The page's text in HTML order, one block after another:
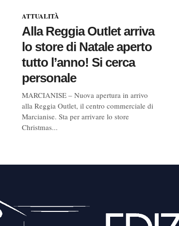
ATTUALITÀ
Alla Reggia Outlet arriva
lo store di Natale aperto
tutto l’anno! Si cerca
personale
MARCIANISE – Nuova apertura in arrivo
alla Reggia Outlet, il centro commerciale di
Marcianise. Sta per arrivare lo store
Christmas...